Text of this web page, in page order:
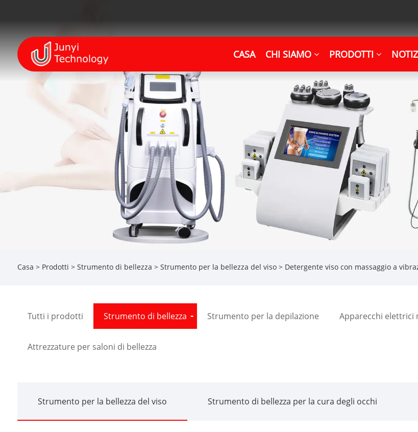
CASA CHI SIAMO PRODOTTI
Casa > Prodotti > Strumento di bellezza > Strumento per la bellezza del viso> Detergente viso con massaggio a
Tutti i prodotti Strumento di bellezza Strumento per la depilazione Apparecchi elettrici
Attrezzature per saloni di bellezza
Strumento per la bellezza del viso Strumento di bellezza per la cura degli occhi